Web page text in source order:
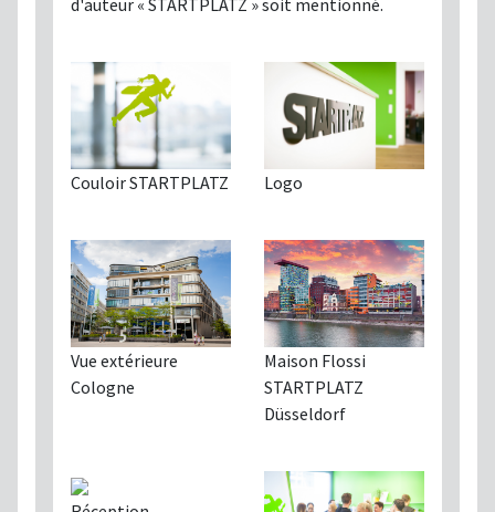
d'auteur « STARTPLATZ » soit mentionné.
Couloir STARTPLATZ Logo
Vue extérieure
Cologne
Maison Flossi
STARTPLATZ
Düsseldorf